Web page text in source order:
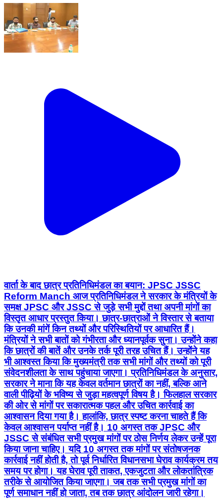
वार्ता के बाद छात्र प्रतिनिधिमंडल का बयान: JPSC JSSC
Reform Manch आज प्रतिनिधिमंडल ने सरकार के मंत्रियों के
समक्ष JPSC और JSSC से जुड़े सभी मुद्दों तथा अपनी मांगों का
विस्तृत आधार प्रस्तुत किया। छात्र-छात्राओं ने विस्तार से बताया
कि उनकी मांगें किन तथ्यों और परिस्थितियों पर आधारित हैं।
मंत्रियों ने सभी बातों को गंभीरता और ध्यानपूर्वक सुना। उन्होंने कहा
कि छात्रों की बातें और उनके तर्क पूरी तरह उचित हैं। उन्होंने यह
भी आश्वस्त किया कि मुख्यमंत्री तक सभी मांगों और तथ्यों को पूरी
संवेदनशीलता के साथ पहुंचाया जाएगा। प्रतिनिधिमंडल के अनुसार,
सरकार ने माना कि यह केवल वर्तमान छात्रों का नहीं, बल्कि आने
वाली पीढ़ियों के भविष्य से जुड़ा महत्वपूर्ण विषय है। फिलहाल सरकार
की ओर से मांगों पर सकारात्मक पहल और उचित कार्रवाई का
आश्वासन दिया गया है। हालांकि, छात्र स्पष्ट करना चाहते हैं कि
केवल आश्वासन पर्याप्त नहीं है। 10 अगस्त तक JPSC और
JSSC से संबंधित सभी प्रमुख मांगों पर ठोस निर्णय लेकर उन्हें पूरा
किया जाना चाहिए। यदि 10 अगस्त तक मांगों पर संतोषजनक
कार्रवाई नहीं होती है, तो पूर्व निर्धारित विधानसभा घेराव कार्यक्रम तय
समय पर होगा। यह घेराव पूरी ताकत, एकजुटता और लोकतांत्रिक
तरीके से आयोजित किया जाएगा। जब तक सभी प्रमुख मांगों का
पूर्ण समाधान नहीं हो जाता, तब तक छात्र आंदोलन जारी रहेगा।